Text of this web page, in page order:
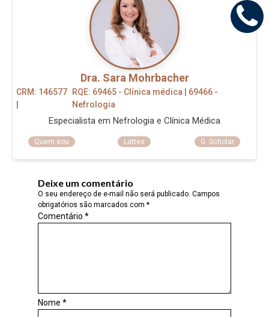
Dra. Sara Mohrbacher
CRM: 146577
RQE: 69465 - Clínica médica | 69466 -
Nefrologia
Especialista em Nefrologia e Clínica Médica
Quem sou Lattes G. Scholar
Deixe um comentário
O seu endereço de e-mail não será publicado. Campos
obrigatórios são marcados com *
Comentário *
Nome *